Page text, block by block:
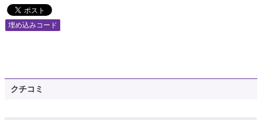
埋め込みコード
クチコミ